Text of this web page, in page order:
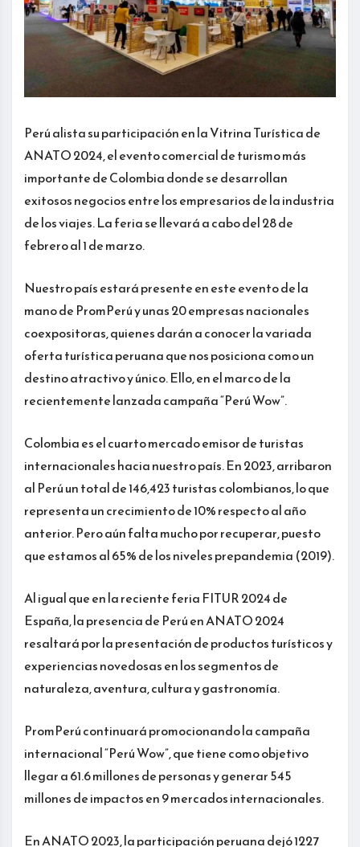
Perú alista su participación en la Vitrina Turística de
ANATO 2024, el evento comercial de turismo más
importante de Colombia donde se desarrollan
exitosos negocios entre los empresarios de la industria
de los viajes. La feria se llevará a cabo del 28 de
febrero al 1 de marzo.
Nuestro país estará presente en este evento de la
mano de PromPerú y unas 20 empresas nacionales
coexpositoras, quienes darán a conocer la variada
oferta turística peruana que nos posiciona como un
destino atractivo y único. Ello, en el marco de la
recientemente lanzada campaña “Perú Wow”.
Colombia es el cuarto mercado emisor de turistas
internacionales hacia nuestro país. En 2023, arribaron
al Perú un total de 146,423 turistas colombianos, lo que
representa un crecimiento de 10% respecto al año
anterior. Pero aún falta mucho por recuperar, puesto
que estamos al 65% de los niveles prepandemia (2019).
Al igual que en la reciente feria FITUR 2024 de
España, la presencia de Perú en ANATO 2024
resaltará por la presentación de productos turísticos y
experiencias novedosas en los segmentos de
naturaleza, aventura, cultura y gastronomía.
PromPerú continuará promocionando la campaña
internacional “Perú Wow”, que tiene como objetivo
llegar a 61.6 millones de personas y generar 545
millones de impactos en 9 mercados internacionales.
En ANATO 2023, la participación peruana dejó 1227